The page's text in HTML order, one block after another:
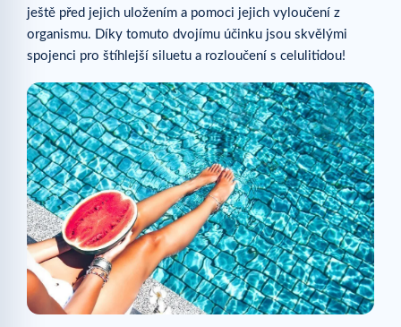
ještě před jejich uložením a pomoci jejich vyloučení z
organismu. Díky tomuto dvojímu účinku jsou skvělými
spojenci pro štíhlejší siluetu a rozloučení s celulitidou!